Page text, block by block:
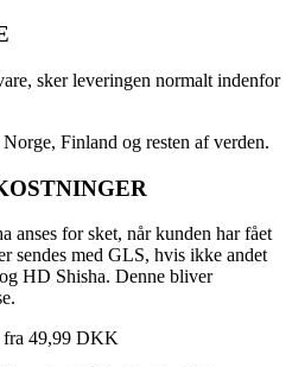
sker leveringen normalt indenfor
Finland og resten af verden.
anses for sket, når kunden har fået
sendes med GLS, hvis ikke andet
HD Shisha. Denne bliver
fra 49,99 DKK